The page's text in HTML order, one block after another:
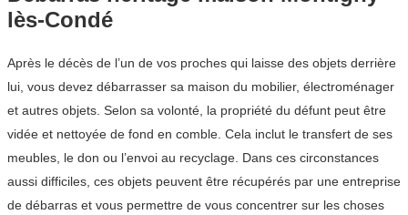
lès-Condé
Après le décès de l’un de vos proches qui laisse des objets derrière
lui, vous devez débarrasser sa maison du mobilier, électroménager
et autres objets. Selon sa volonté, la propriété du défunt peut être
vidée et nettoyée de fond en comble. Cela inclut le transfert de ses
meubles, le don ou l’envoi au recyclage. Dans ces circonstances
aussi difficiles, ces objets peuvent être récupérés par une entreprise
de débarras et vous permettre de vous concentrer sur les choses